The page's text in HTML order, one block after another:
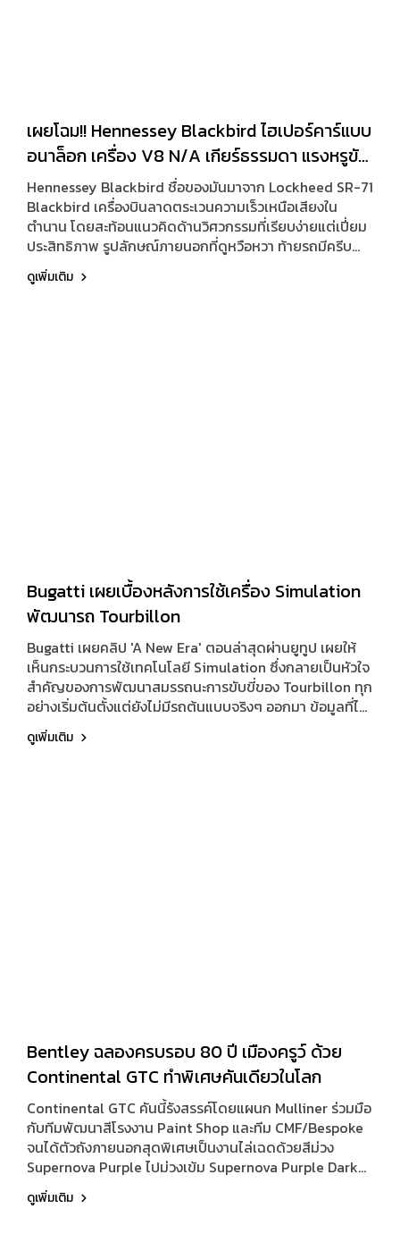
เผยโฉม!! Hennessey Blackbird ไฮเปอร์คาร์แบบ
อนาล็อก เครื่อง V8 N/A เกียร์ธรรมดา แรงหรูขับ
สบาย แค่ 71 คันในโลก
Hennessey Blackbird ชื่อของมันมาจาก Lockheed SR-71
Blackbird เครื่องบินลาดตระเวนความเร็วเหนือเสียงใน
ตำนาน โดยสะท้อนแนวคิดด้านวิศวกรรมที่เรียบง่ายแต่เปี่ยม
ประสิทธิภาพ รูปลักษณ์ภายนอกที่ดูหวือหวา ท้ายรถมีครีบ
หลังแบบ Active Vertical Stabilizers ที่จะกางอัตโนมัติเมื่อ
ความเร็วถึง 71 ไมล์/ชม. (114 กม./ชม.) และทำมุม ±71 องศา
ดูเพิ่มเติม
Bugatti เผยเบื้องหลังการใช้เครื่อง Simulation
พัฒนารถ Tourbillon
Bugatti เผยคลิป 'A New Era' ตอนล่าสุดผ่านยูทูป เผยให้
เห็นกระบวนการใช้เทคโนโลยี Simulation ซึ่งกลายเป็นหัวใจ
สำคัญของการพัฒนาสมรรถนะการขับขี่ของ Tourbillon ทุก
อย่างเริ่มต้นตั้งแต่ยังไม่มีรถต้นแบบจริงๆ ออกมา ข้อมูลที่ได้
จากการทดสอบเครื่องยนต์ ระบบช่วงล่าง รวมถึงค่าการ
เคลื่อนที่และความยืดหยุ่นของชิ้นส่วนต่างๆ (Kinematics &
ดูเพิ่มเติม
Bentley ฉลองครบรอบ 80 ปี เมืองครูว์ ด้วย
Continental GTC ทำพิเศษคันเดียวในโลก
Continental GTC คันนี้รังสรรค์โดยแผนก Mulliner ร่วมมือ
กับทีมพัฒนาสีโรงงาน Paint Shop และทีม CMF/Bespoke
จนได้ตัวถังภายนอกสุดพิเศษเป็นงานไล่เฉดด้วยสีม่วง
Supernova Purple ไปม่วงเข้ม Supernova Purple Dark
ด้านข้างตัวรถยังเห็นเลข 80 ซึ่งเป็นสีไล่เฉดเช่นกัน
ดูเพิ่มเติม